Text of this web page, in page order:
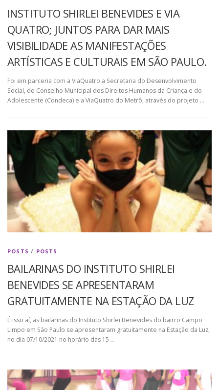
INSTITUTO SHIRLEI BENEVIDES E VIA
QUATRO; JUNTOS PARA DAR MAIS
VISIBILIDADE AS MANIFESTAÇÕES
ARTÍSTICAS E CULTURAIS EM SÃO PAULO.
Foi em parceria com a ViaQuatro a Secretaria do Desenvolvimento
Social, do Conselho Municipal dos Direitos Humanos da Criança e do
Adolescente (Condeca) e a ViaQuatro do Metrô; através do projeto …
POSTS / POSTS
BAILARINAS DO INSTITUTO SHIRLEI
BENEVIDES SE APRESENTARAM
GRATUITAMENTE NA ESTAÇÃO DA LUZ
É isso aí, as bailarinas do Instituto Shirlei Benevides do bairro Campo
Limpo em São Paulo se apresentaram gratuitamente na Estação da Luz,
no dia 07/10/2021 no horário das 15 …